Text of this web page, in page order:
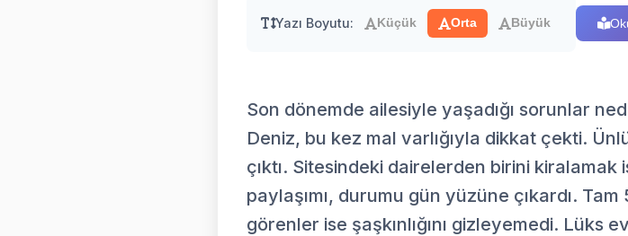
Yazı Boyutu: Küçük Orta Büyük
Son dönemde ailesiyle yaşadığı sorunlar
Deniz, bu kez mal varlığıyla dikkat çekti.
çıktı. Sitesindeki dairelerden birini
paylaşımı, durumu gün yüzüne çıkardı.
görenler ise şaşkınlığını gizleyemedi. Lüks